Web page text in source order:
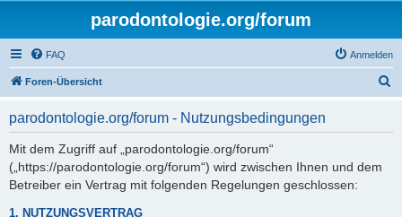
parodontologie.org/forum
FAQ Anmelden
Foren-Übersicht
parodontologie.org/forum - Nutzungsbedingungen
Mit dem Zugriff auf „parodontologie.org/forum“
(„https://parodontologie.org/forum“) wird zwischen Ihnen und dem
Betreiber ein Vertrag mit folgenden Regelungen geschlossen:
1. NUTZUNGSVERTRAG